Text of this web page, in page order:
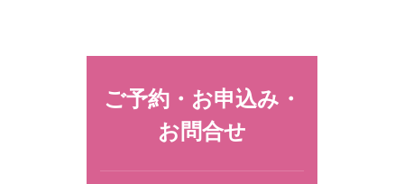
ご予約・お申込み・
お問合せ